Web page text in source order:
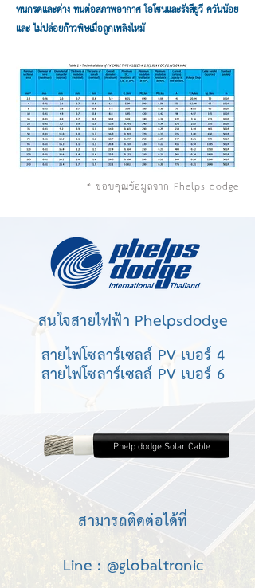
ทนกรดและด่าง ทนต่อสภาพอากาศ โอโซนและรังสียูวี ควันน้อย
และ ไม่ปล่อยก๊าวพิษเมื่อถูกเพลิงไหม้
* ขอบคุณข้อมูลจาก Phelps dodge
Phelp dodge Solar Cable
สนใจสายไฟฟ้า Phelpsdodge
สายไฟโซลาร์เซลล์ PV เบอร์ 4
สายไฟโซลาร์เซลล์ PV เบอร์ 6
สามารถติดต่อได้ที่
Line : @globaltronic